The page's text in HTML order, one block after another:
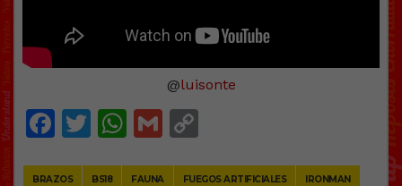
@luisonte
Facebook
Twitter
WhatsApp
Gmail
BRAZOS BS18 FAUNA FUEGOS ARTIFICIALES IRONMAN